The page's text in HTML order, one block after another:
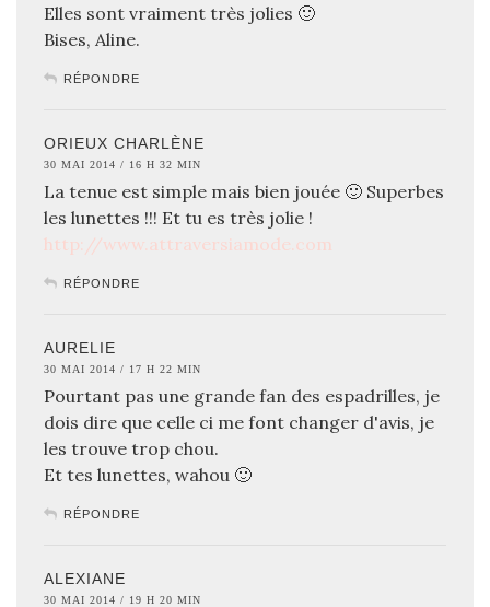
Elles sont vraiment très jolies 🙂
Bises, Aline.
RÉPONDRE
ORIEUX CHARLÈNE
30 MAI 2014 / 16 H 32 MIN
La tenue est simple mais bien jouée 🙂 Superbes
les lunettes !!! Et tu es très jolie !
http://www.attraversiamode.com
RÉPONDRE
AURELIE
30 MAI 2014 / 17 H 22 MIN
Pourtant pas une grande fan des espadrilles, je
dois dire que celle ci me font changer d'avis, je
les trouve trop chou.
Et tes lunettes, wahou 🙂
RÉPONDRE
ALEXIANE
30 MAI 2014 / 19 H 20 MIN